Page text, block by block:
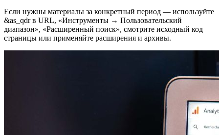
Если нужны материалы за конкретный период — используйте
&as_qdr в URL, «Инструменты → Пользовательский
диапазон», «Расширенный поиск», смотрите исходный код
страницы или применяйте расширения и архивы.